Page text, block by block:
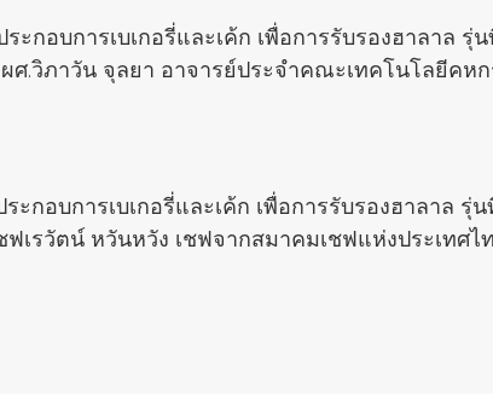
บการเบเกอรี่และเค้ก เพื่อการรับรองฮาลาล รุ่น
วิภาวัน จุลยา อาจารย์ประจำคณะเทคโนโลยีคห
บการเบเกอรี่และเค้ก เพื่อการรับรองฮาลาล รุ่น
เรวัตน์ หวันหวัง เชฟจากสมาคมเชฟแห่งประเทศไ